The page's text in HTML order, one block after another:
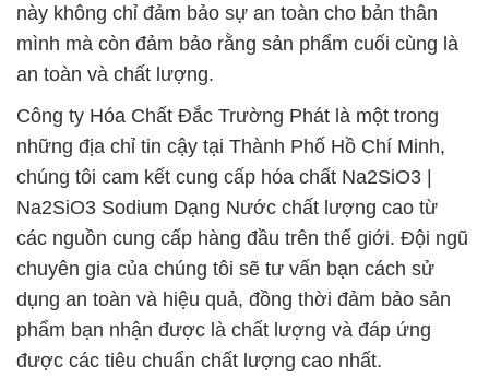
này không chỉ đảm bảo sự an toàn cho bản thân
mình mà còn đảm bảo rằng sản phẩm cuối cùng là
an toàn và chất lượng.
Công ty Hóa Chất Đắc Trường Phát là một trong
những địa chỉ tin cậy tại Thành Phố Hồ Chí Minh,
chúng tôi cam kết cung cấp hóa chất Na2SiO3 |
Na2SiO3 Sodium Dạng Nước chất lượng cao từ
các nguồn cung cấp hàng đầu trên thế giới. Đội ngũ
chuyên gia của chúng tôi sẽ tư vấn bạn cách sử
dụng an toàn và hiệu quả, đồng thời đảm bảo sản
phẩm bạn nhận được là chất lượng và đáp ứng
được các tiêu chuẩn chất lượng cao nhất.